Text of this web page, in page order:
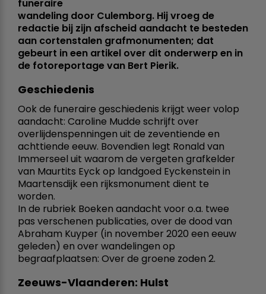
funeraire
wandeling door Culemborg. Hij vroeg de
redactie bij zijn afscheid aandacht te besteden
aan cortenstalen grafmonumenten; dat
gebeurt in een artikel over dit onderwerp en in
de fotoreportage van Bert Pierik.
Geschiedenis
Ook de funeraire geschiedenis krijgt weer volop
aandacht: Caroline Mudde schrijft over
overlijdenspenningen uit de zeventiende en
achttiende eeuw. Bovendien legt Ronald van
Immerseel uit waarom de vergeten grafkelder
van Maurtits Eyck op landgoed Eyckenstein in
Maartensdijk een rijksmonument dient te
worden.
In de rubriek Boeken aandacht voor o.a. twee
pas verschenen publicaties, over de dood van
Abraham Kuyper (in november 2020 een eeuw
geleden) en over wandelingen op
begraafplaatsen: Over de groene zoden 2.
Zeeuws-Vlaanderen: Hulst